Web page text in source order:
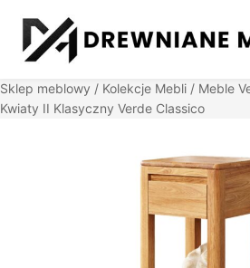
Sklep meblowy / Kolekcje Mebli / Meble
Kwiaty II Klasyczny Verde Classico